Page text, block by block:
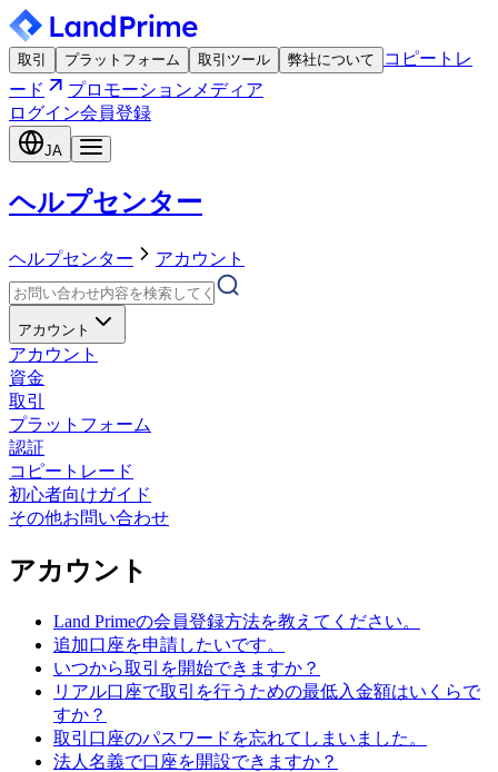
取引 プラットフォーム 取引ツール 弊社について
コピートレ
ード
プロモーション メディア
ログイン会員登録
JA
ヘルプセンター
ヘルプセンター アカウント
アカウント
アカウント
資金
取引
プラットフォーム
認証
コピートレード
初心者向けガイド
その他お問い合わせ
アカウント
Land Primeの会員登録方法を教えてください。
追加口座を申請したいです。
いつから取引を開始できますか？
リアル口座で取引を行うための最低入金額はいくらで
すか？
取引口座のパスワードを忘れてしまいました。
法人名義で口座を開設できますか？